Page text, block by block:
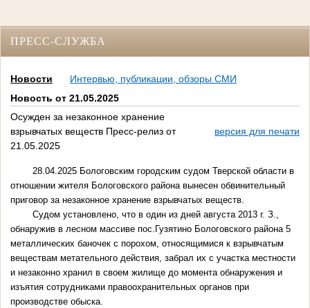
ПРЕСС-СЛУЖБА
Новости
Интервью, публикации, обзоры СМИ
Новость от 21.05.2025
Осужден за незаконное хранение
взрывчатых веществ Пресс-релиз от
21.05.2025
версия для печати
28.04.2025 Бологовским городским судом Тверской области в
отношении жителя Бологовского района вынесен обвинительный
приговор за незаконное хранение взрывчатых веществ.
Судом установлено, что в один из дней августа 2013 г. З.,
обнаружив в лесном массиве пос.Гузятино Бологовского района 5
металлических баночек с порохом, относящимися к взрывчатым
веществам метательного действия, забрал их с участка местности
и незаконно хранил в своем жилище до момента обнаружения и
изъятия сотрудниками правоохранительных органов при
производстве обыска.